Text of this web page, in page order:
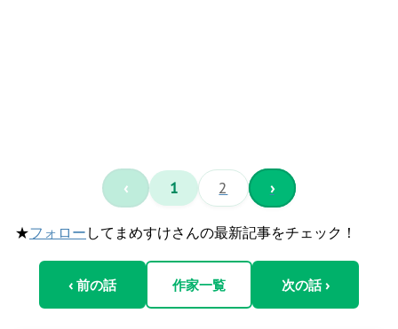
‹ 1 2 ›
★フォロー してまめすけさんの最新記事をチェック！
‹ 前の話 作家一覧 次の話 ›